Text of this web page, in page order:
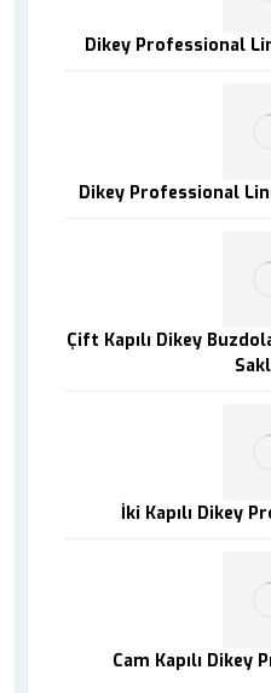
Dikey Professional
Dikey Professional
Çift Kapılı Dikey
İki Kapılı Dikey
Cam Kapılı Dikey